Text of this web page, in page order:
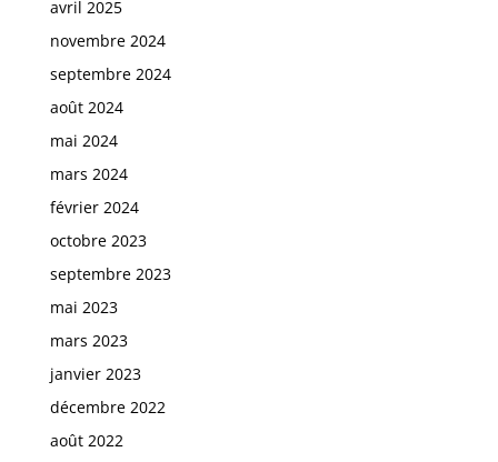
avril 2025
novembre 2024
septembre 2024
août 2024
mai 2024
mars 2024
février 2024
octobre 2023
septembre 2023
mai 2023
mars 2023
janvier 2023
décembre 2022
août 2022